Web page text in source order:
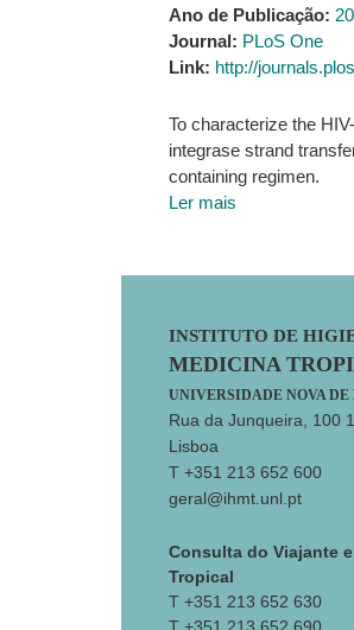
Ano de Publicação:
Journal: PLoS One
Link: http://
To characterize the
integrase strand
containing regimen.
Ler mais
Footer
INSTITUTO DE
MEDICINA
UNIVERSIDADE NOVA DE
Rua da Junqueira, 100
Lisboa
T +351 213 652 600
geral@ihmt.unl.pt
Consulta do Viajante
Tropical
T +351 213 652 630